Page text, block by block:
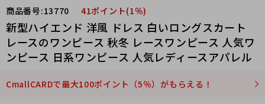
商品番号:13770 41ポイント(1％)
新型ハイエンド 洋風 ドレス 白いロングスカート
レースのワンピース 秋冬 レースワンピース 人気ワ
ンピース 日系ワンピース 人気レディースアパレル
CmallCARDで最大100ポイント（5％）がもらえる！